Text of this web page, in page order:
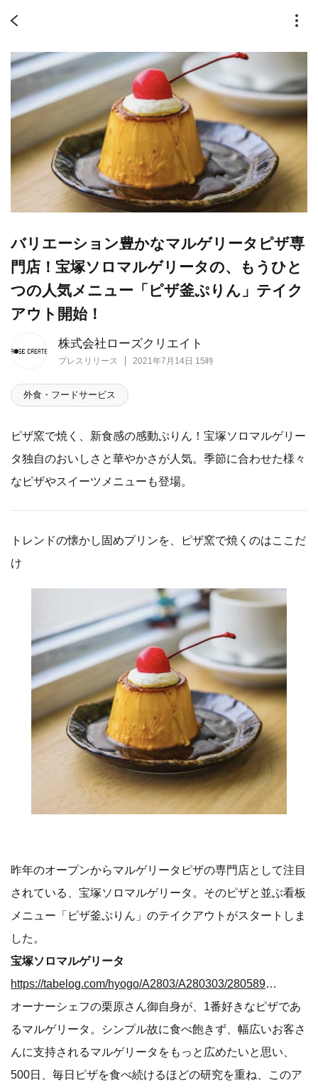
株式会社ローズクリエイト
プレスリリース 2021年7月14日 15時
バリエーション豊かなマルゲリータピザ専
門店！宝塚ソロマルゲリータの、もうひと
つの人気メニュー「ピザ釜ぷりん」テイク
アウト開始！
外食・フードサービス
ピザ窯で焼く、新食感の感動ぷりん！宝塚ソロマルゲリー
タ独自のおいしさと華やかさが人気。季節に合わせた様々
なピザやスイーツメニューも登場。
トレンドの懐かし固めプリンを、ピザ窯で焼くのはここだ
け
昨年のオープンからマルゲリータピザの専門店として注目
されている、宝塚ソロマルゲリータ。そのピザと並ぶ看板
メニュー「ピザ釜ぷりん」のテイクアウトがスタートしま
した。
宝塚ソロマルゲリータ
https://tabelog.com/hyogo/A2803/A280303/28058947/
オーナーシェフの栗原さん御自身が、1番好きなピザであ
るマルゲリータ。シンプル故に食べ飽きず、幅広いお客さ
んに支持されるマルゲリータをもっと広めたいと思い、
500日、毎日ピザを食べ続けるほどの研究を重ね、このア